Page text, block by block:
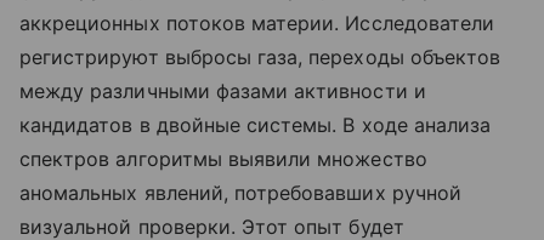
аккреционных потоков материи. Исследователи
регистрируют выбросы газа, переходы объектов
между различными фазами активности и
кандидатов в двойные системы. В ходе анализа
спектров алгоритмы выявили множество
аномальных явлений, потребовавших ручной
визуальной проверки. Этот опыт будет